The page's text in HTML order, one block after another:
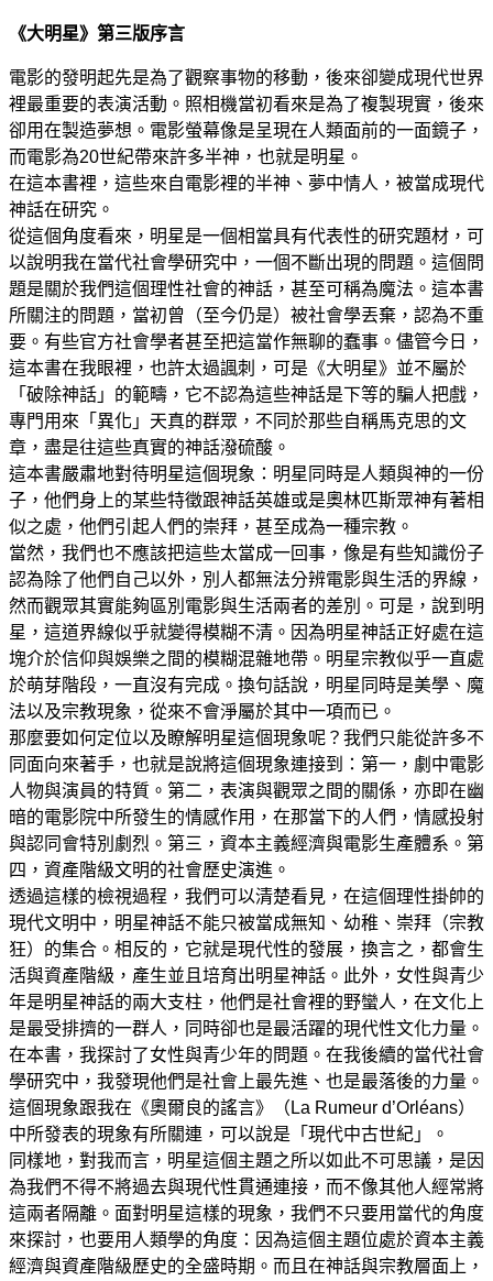
《大明星》第三版序言
電影的發明起先是為了觀察事物的移動，後來卻變成現代世界
裡最重要的表演活動。照相機當初看來是為了複製現實，後來
卻用在製造夢想。電影螢幕像是呈現在人類面前的一面鏡子，
而電影為20世紀帶來許多半神，也就是明星。
在這本書裡，這些來自電影裡的半神、夢中情人，被當成現代
神話在研究。
從這個角度看來，明星是一個相當具有代表性的研究題材，可
以說明我在當代社會學研究中，一個不斷出現的問題。這個問
題是關於我們這個理性社會的神話，甚至可稱為魔法。這本書
所關注的問題，當初曾（至今仍是）被社會學丟棄，認為不重
要。有些官方社會學者甚至把這當作無聊的蠢事。儘管今日，
這本書在我眼裡，也許太過諷刺，可是《大明星》並不屬於
「破除神話」的範疇，它不認為這些神話是下等的騙人把戲，
專門用來「異化」天真的群眾，不同於那些自稱馬克思的文
章，盡是往這些真實的神話潑硫酸。
這本書嚴肅地對待明星這個現象：明星同時是人類與神的一份
子，他們身上的某些特徵跟神話英雄或是奧林匹斯眾神有著相
似之處，他們引起人們的崇拜，甚至成為一種宗教。
當然，我們也不應該把這些太當成一回事，像是有些知識份子
認為除了他們自己以外，別人都無法分辨電影與生活的界線，
然而觀眾其實能夠區別電影與生活兩者的差別。可是，說到明
星，這道界線似乎就變得模糊不清。因為明星神話正好處在這
塊介於信仰與娛樂之間的模糊混雜地帶。明星宗教似乎一直處
於萌芽階段，一直沒有完成。換句話說，明星同時是美學、魔
法以及宗教現象，從來不會淨屬於其中一項而已。
那麼要如何定位以及瞭解明星這個現象呢？我們只能從許多不
同面向來著手，也就是說將這個現象連接到：第一，劇中電影
人物與演員的特質。第二，表演與觀眾之間的關係，亦即在幽
暗的電影院中所發生的情感作用，在那當下的人們，情感投射
與認同會特別劇烈。第三，資本主義經濟與電影生產體系。第
四，資產階級文明的社會歷史演進。
透過這樣的檢視過程，我們可以清楚看見，在這個理性掛帥的
現代文明中，明星神話不能只被當成無知、幼稚、崇拜（宗教
狂）的集合。相反的，它就是現代性的發展，換言之，都會生
活與資產階級，產生並且培育出明星神話。此外，女性與青少
年是明星神話的兩大支柱，他們是社會裡的野蠻人，在文化上
是最受排擠的一群人，同時卻也是最活躍的現代性文化力量。
在本書，我探討了女性與青少年的問題。在我後續的當代社會
學研究中，我發現他們是社會上最先進、也是最落後的力量。
這個現象跟我在《奧爾良的謠言》（La Rumeur d’Orléans）
中所發表的現象有所關連，可以說是「現代中古世紀」。
同樣地，對我而言，明星這個主題之所以如此不可思議，是因
為我們不得不將過去與現代性貫通連接，而不像其他人經常將
這兩者隔離。面對明星這樣的現象，我們不只要用當代的角度
來探討，也要用人類學的角度：因為這個主題位處於資本主義
經濟與資產階級歷史的全盛時期。而且在神話與宗教層面上，